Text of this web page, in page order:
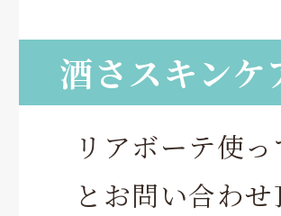
酒さスキンケ
リアボーテ使
とお問い合わ